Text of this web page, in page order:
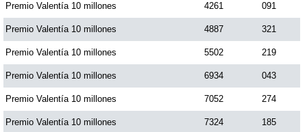
Premio Valentía 10 millones 4261 091
Premio Valentía 10 millones 4887 321
Premio Valentía 10 millones 5502 219
Premio Valentía 10 millones 6934 043
Premio Valentía 10 millones 7052 274
Premio Valentía 10 millones 7324 185